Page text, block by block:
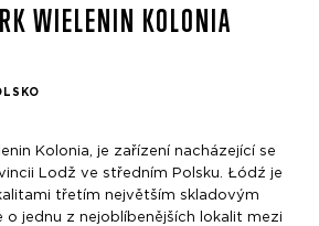
WIELENIN KOLONIA
Kolonia, je zařízení nacházející se
Lodž ve středním Polsku. Łódź je
třetím největším skladovým
o jednu z nejoblíbenějších lokalit mezi